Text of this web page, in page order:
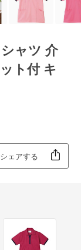
シャツ 介
ト付 キ
シェアする